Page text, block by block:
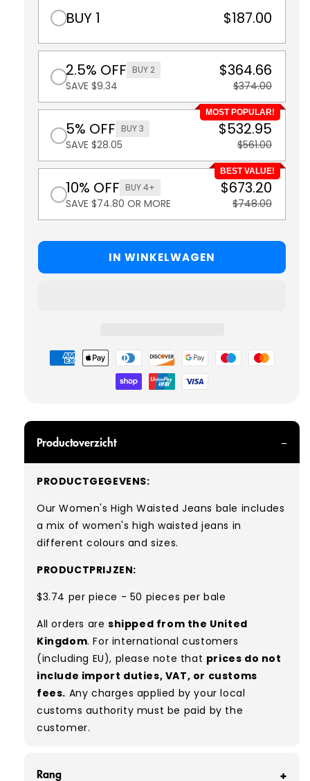
BUY 1 $187.00
2.5% OFF BUY 2
SAVE $9.34
$364.66
$374.00
MOST POPULAR!
5% OFF BUY 3
SAVE $28.05
$532.95
$561.00
BEST VALUE!
10% OFF BUY 4+
SAVE $74.80 OR MORE
$673.20
$748.00
IN WINKELWAGEN
Betaalmethoden
Productoverzicht
PRODUCTGEGEVENS:
Our Women's High Waisted Jeans bale includes
a mix of women's high waisted jeans in
different colours and sizes.
PRODUCTPRIJZEN:
$3.74 per piece - 50 pieces per bale
All orders are shipped from the United
Kingdom. For international customers
(including EU), please note that prices do not
include import duties, VAT, or customs
fees. Any charges applied by your local
customs authority must be paid by the
customer.
Rang